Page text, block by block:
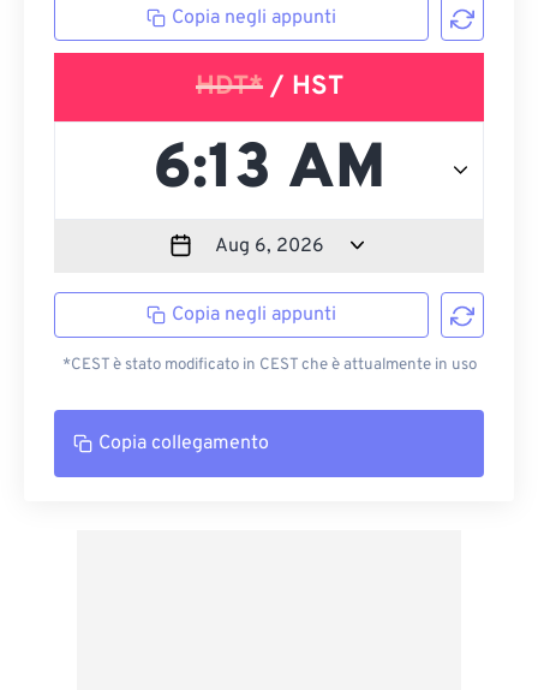
Copia negli appunti
HDT*/ HST
Copia negli appunti
*CEST è stato modificato in CEST che è attualmente in uso
Copia collegamento